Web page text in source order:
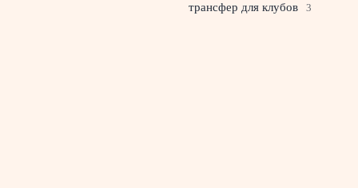
трансфер для клубов
3